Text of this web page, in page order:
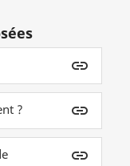
insert_link
? insert_link
insert_link